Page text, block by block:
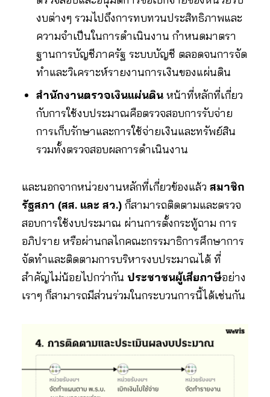
งบต่างๆ รวมไปถึงการทบทวนประสิทธิภาพและ
ความจำเป็นในการดำเนินงาน กำหนดมาตรา
ฐานการบัญชีภาครัฐ ระบบบัญชี ตลอดจนการจัด
ทำและวิเคราะห์รายงานการเงินของแผ่นดิน
สำนักงานตรวจเงินแผ่นดินหน้าที่หลักที่เกี่ยว
กับการใช้งบประมาณคือตรวจสอบการรับจ่าย
การเก็บรักษาและการใช้จ่ายเงินและทรัพย์สิน
รวมทั้งตรวจสอบผลการดำเนินงาน
และนอกจากหน่วยงานหลักที่เกี่ยวข้องแล้ว สมาชิก
รัฐสภา (สส. และ สว.)ก็สามารถติดตามและตรวจ
สอบการใช้งบประมาณ ผ่านการตั้งกระทู้ถาม การ
อภิปราย หรือผ่านกลไกคณะกรรมาธิการศึกษาการ
จัดทำและติดตามการบริหารงบประมาณได้ ที่
สำคัญไม่น้อยไปกว่ากัน ประชาชนผู้เสียภาษีอย่าง
เราๆ ก็สามารถมีส่วนร่วมในกระบวนการนี้ได้เช่นกัน